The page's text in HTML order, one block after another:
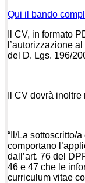
Qui il bando
Il CV, in formato
l’autorizzazione
del D. Lgs. 196/
Il CV dovrà
“Il/La sottoscritto/
comportano
dall’art. 76 del
46 e 47 che le
curriculum vitae